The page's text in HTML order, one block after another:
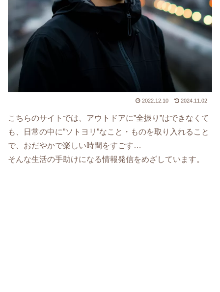
2022.12.10 2024.11.02
こちらのサイトでは、アウトドアに”全振り”はできなくて
も、日常の中に”ソトヨリ”なこと・ものを取り入れること
で、おだやかで楽しい時間をすごす…
そんな生活の手助けになる情報発信をめざしています。